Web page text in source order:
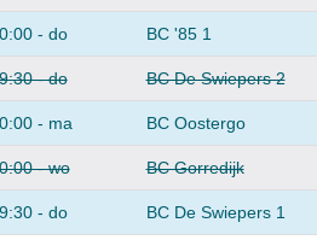
- do BC '85 1
- do BC De Swiepers 2
- ma BC Oostergo
- wo BC Gorredijk
- do BC De Swiepers 1